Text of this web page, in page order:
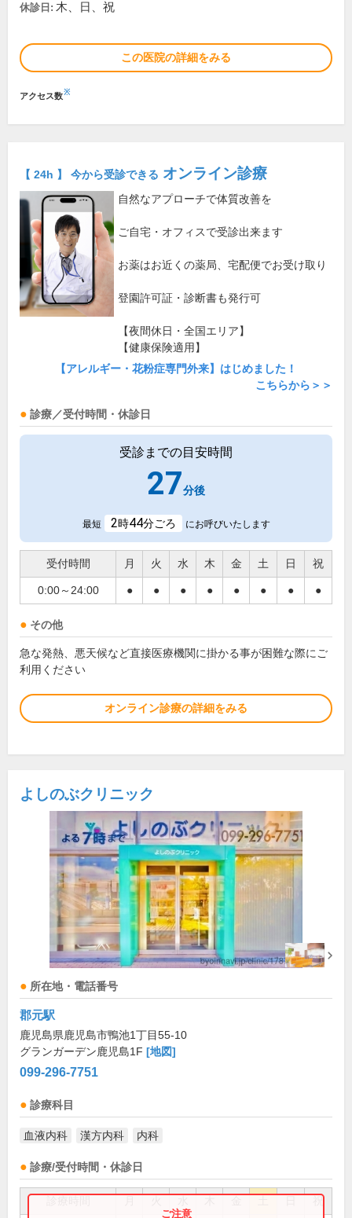
休診日: 木、日、祝
この医院の詳細をみる
アクセス数※
【 24h 】 今から受診できる オンライン診療
自然なアプローチで体質改善を
ご自宅・オフィスで受診出来ます
お薬はお近くの薬局、宅配便でお受け取り
登園許可証・診断書も発行可
【夜間休日・全国エリア】
【健康保険適用】
【アレルギー・花粉症専門外来】はじめました！
こちらから＞＞
診療／受付時間・休診日
受診までの目安時間
27分後
最短 2時44分ごろ にお呼びいたします
受付時間 月 火 水 木 金 土 日 祝
0:00～24:00 ● ● ● ● ● ● ● ●
その他
急な発熱、悪天候など直接医療機関に掛かる事が困難な際にご
利用ください
オンライン診療の詳細をみる
よしのぶクリニック
所在地・電話番号
郡元駅
鹿児島県鹿児島市鴨池1丁目55-10
グランガーデン鹿児島1F [地図]
099-296-7751
診療科目
血液内科 漢方内科 内科
診療/受付時間・休診日
祝